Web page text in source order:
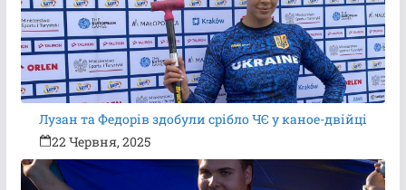
Лузан та Федорів здобули срібло ЧЄ у каное-двійці
22 Червня, 2025